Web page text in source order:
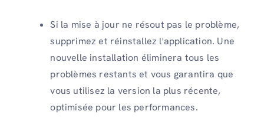
Si la mise à jour ne résout pas le problème,
supprimez et réinstallez l'application. Une
nouvelle installation éliminera tous les
problèmes restants et vous garantira que
vous utilisez la version la plus récente,
optimisée pour les performances.